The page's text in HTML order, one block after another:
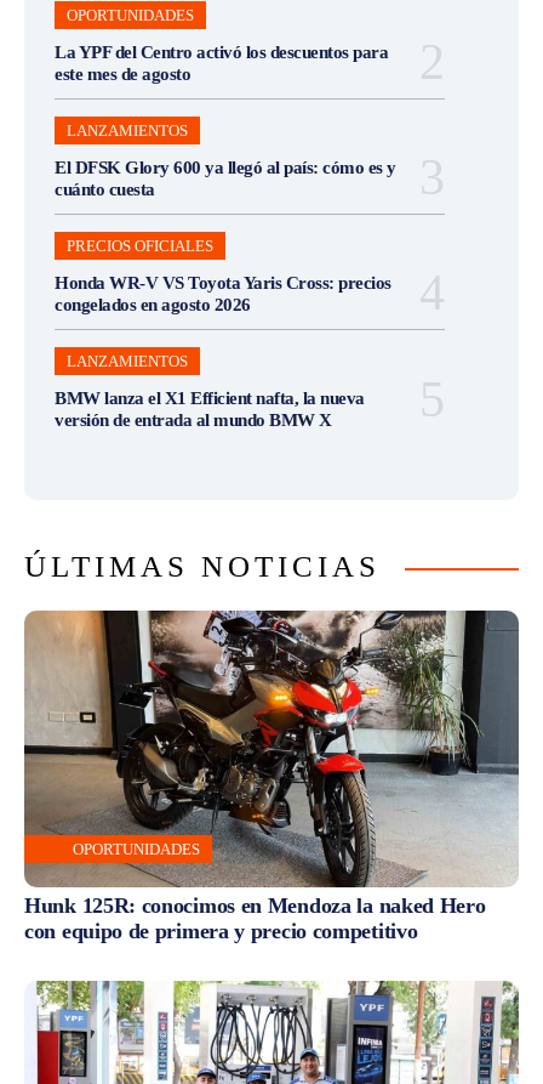
OPORTUNIDADES
La YPF del Centro activó los descuentos para
este mes de agosto
LANZAMIENTOS
El DFSK Glory 600 ya llegó al país: cómo es y
cuánto cuesta
PRECIOS OFICIALES
Honda WR-V VS Toyota Yaris Cross: precios
congelados en agosto 2026
LANZAMIENTOS
BMW lanza el X1 Efficient nafta, la nueva
versión de entrada al mundo BMW X
ÚLTIMAS NOTICIAS
OPORTUNIDADES
Hunk 125R: conocimos en Mendoza la naked Hero
con equipo de primera y precio competitivo